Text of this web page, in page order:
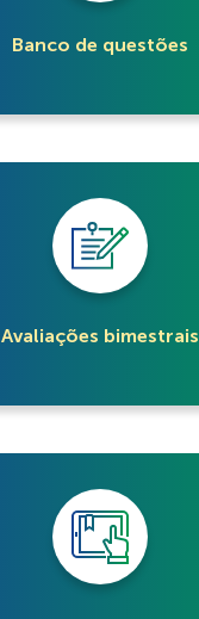
Banco de questões
Avaliações bimestrais